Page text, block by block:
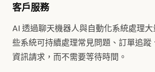
客戶服務
AI 透過聊天機器人與自動化系統處理
些系統可持續處理常見問題、訂單追蹤
資訊請求，而不需要等待時間。